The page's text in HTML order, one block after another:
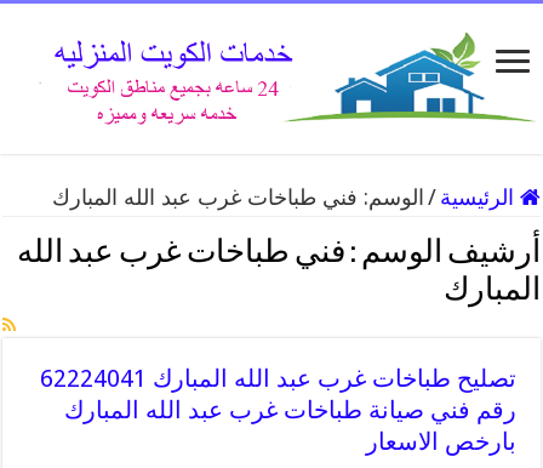
الرئيسية / الوسم: فني طباخات غرب عبد الله المبارك
أرشيف الوسم : فني طباخات غرب عبد الله
المبارك
تصليح طباخات غرب عبد الله المبارك 62224041
رقم فني صيانة طباخات غرب عبد الله المبارك
بارخص الاسعار